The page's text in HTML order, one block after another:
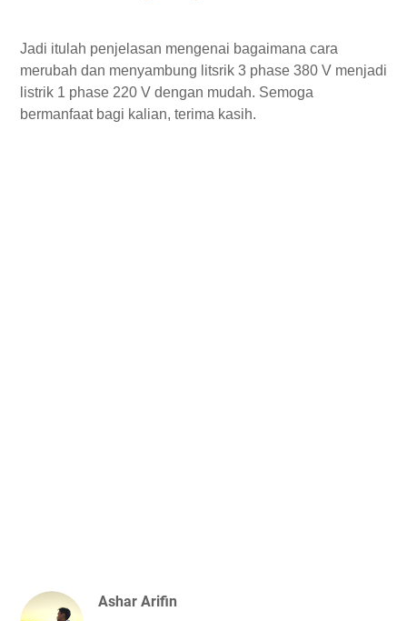
Jadi itulah penjelasan mengenai bagaimana cara
merubah dan menyambung litsrik 3 phase 380 V menjadi
listrik 1 phase 220 V dengan mudah. Semoga
bermanfaat bagi kalian, terima kasih.
Ashar Arifin